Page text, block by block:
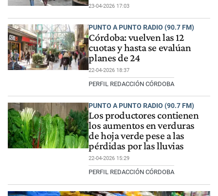
23-04-2026 17:03
PUNTO A PUNTO RADIO (90.7 FM)
Córdoba: vuelven las 12
cuotas y hasta se evalúan
planes de 24
22-04-2026 18:37
PERFIL REDACCIÓN CÓRDOBA
PUNTO A PUNTO RADIO (90.7 FM)
Los productores contienen
los aumentos en verduras
de hoja verde pese a las
pérdidas por las lluvias
22-04-2026 15:29
PERFIL REDACCIÓN CÓRDOBA